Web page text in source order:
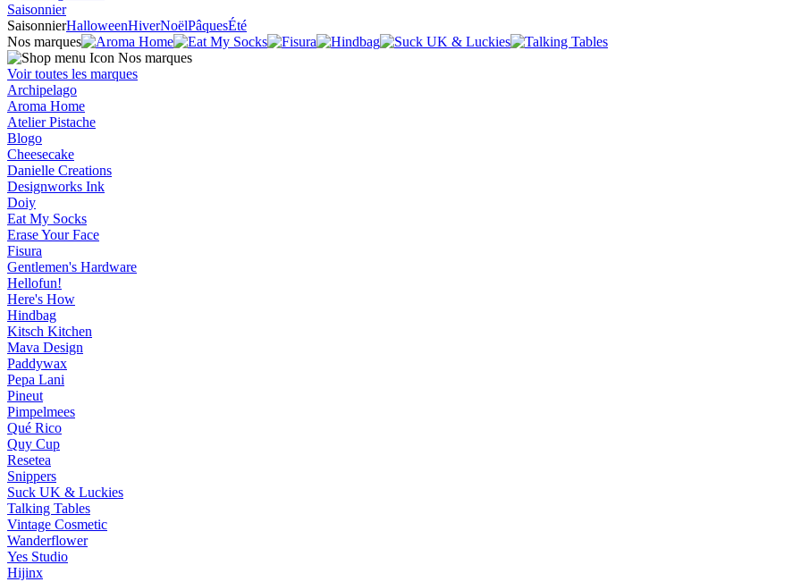
Saisonnier
SaisonnierHalloweenHiverNoëlPâquesÉté
Nos marques
Nos marques
Voir toutes les marques
Archipelago
Aroma Home
Atelier Pistache
Blogo
Cheesecake
Danielle Creations
Designworks Ink
Doiy
Eat My Socks
Erase Your Face
Fisura
Gentlemen's Hardware
Hellofun!
Here's How
Hindbag
Kitsch Kitchen
Mava Design
Paddywax
Pepa Lani
Pineut
Pimpelmees
Qué Rico
Quy Cup
Resetea
Snippers
Suck UK & Luckies
Talking Tables
Vintage Cosmetic
Wanderflower
Yes Studio
Hijinx